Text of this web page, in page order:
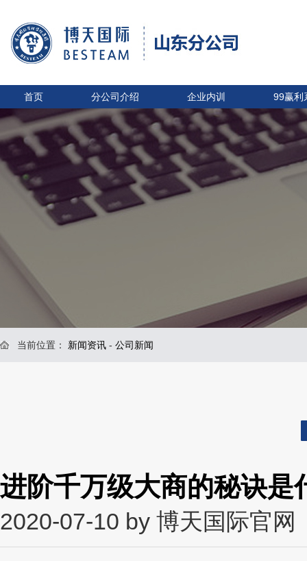
首页 分公司介绍 企业内训 99赢利
当前位置： 新闻资讯 - 公司新闻
进阶千万级大商的秘诀是
2020-07-10 by 博天国际官网